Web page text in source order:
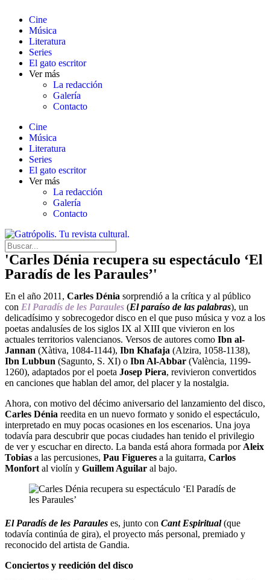
Cine
Música
Literatura
Series
El gato escritor
Ver más
La redacción
Galería
Contacto
Cine
Música
Literatura
Series
El gato escritor
Ver más
La redacción
Galería
Contacto
'Carles Dénia recupera su espectáculo ‘El
Paradís de les Paraules’'
En el año 2011, Carles Dénia sorprendió a la crítica y al público
con El Paradís de les Paraules (El paraíso de las palabras), un
delicadísimo y sobrecogedor disco en el que puso música y voz a los
poetas andalusíes de los siglos IX al XIII que vivieron en los
actuales territorios valencianos. Versos de autores como Ibn al-
Jannan (Xàtiva, 1084-1144), Ibn Khafaja (Alzira, 1058-1138),
Ibn Lubbun (Sagunto, S. XI) o Ibn Al-Abbar (València, 1199-
1260), adaptados por el poeta Josep Piera, revivieron convertidos
en canciones que hablan del amor, del placer y la nostalgia.
Ahora, con motivo del décimo aniversario del lanzamiento del disco,
Carles Dénia reedita en un nuevo formato y sonido el espectáculo,
interpretado en muy pocas ocasiones en los escenarios. Una joya
todavía para descubrir que pocas ciudades han tenido el privilegio
de ver y escuchar en directo. La banda está ahora formada por Aleix
Tobias a las percusiones, Pau Figueres a la guitarra, Carlos
Monfort al violín y Guillem Aguilar al bajo.
El Paradís de les Paraules es, junto con Cant Espiritual(que
todavía continúa de gira), el proyecto más personal, premiado y
reconocido del artista de Gandia.
Conciertos y reedición del disco